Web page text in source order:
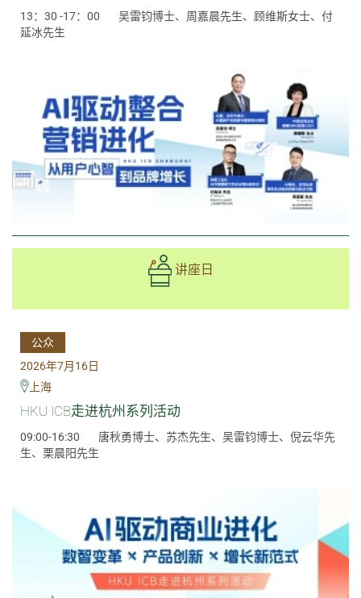
13：30 -17：00
吴雷钧博士、周嘉晨先生、顾维斯女士、付
延冰先生
讲座日
公众
2026年7月16日
上海
HKU ICB走进杭州系列活动
09:00-16:30
唐秋勇博士、苏杰先生、吴雷钧博士、倪云华先
生、栗晨阳先生